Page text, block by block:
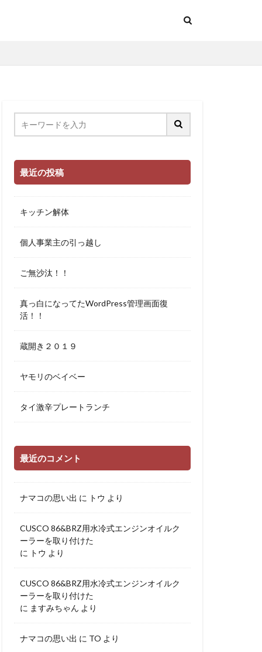
最近の投稿
キッチン解体
個人事業主の引っ越し
ご無沙汰！！
真っ白になってたWordPress管理画面復
活！！
蔵開き２０１９
ヤモリのベイベー
タイ激辛プレートランチ
最近のコメント
ナマコの思い出 に トウ より
CUSCO 86&BRZ用水冷式エンジンオイルク
ーラーを取り付けた
に トウ より
CUSCO 86&BRZ用水冷式エンジンオイルク
ーラーを取り付けた
に ますみちゃん より
ナマコの思い出 に TO より